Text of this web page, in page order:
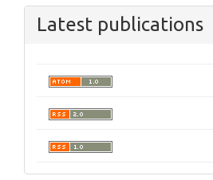
Latest publications